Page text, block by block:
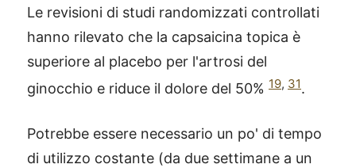
Le revisioni di studi randomizzati controllati
hanno rilevato che la capsaicina topica è
superiore al placebo per l'artrosi del
ginocchio e riduce il dolore del 50% 19, 31.
Potrebbe essere necessario un po' di tempo
di utilizzo costante (da due settimane a un